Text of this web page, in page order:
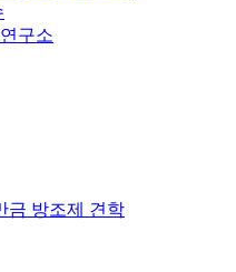
구소
금 방조제 견학